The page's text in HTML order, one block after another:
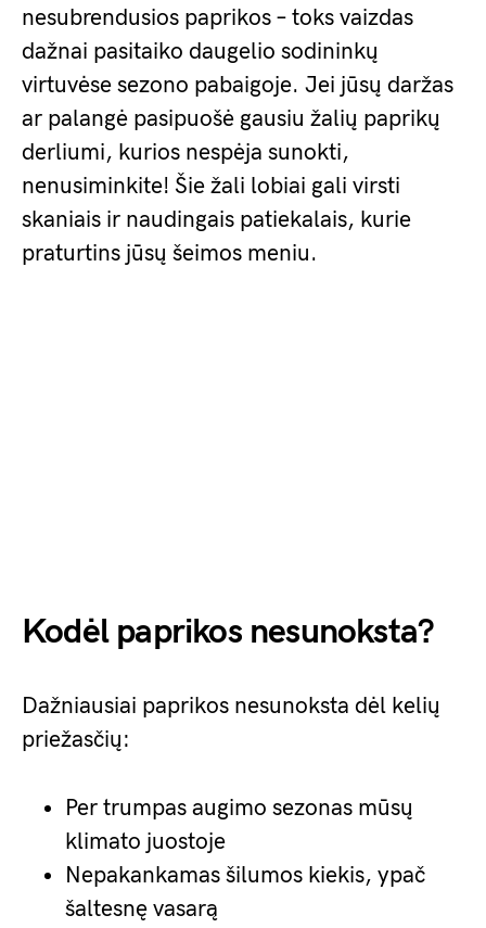
nesubrendusios paprikos – toks vaizdas
dažnai pasitaiko daugelio sodininkų
virtuvėse sezono pabaigoje. Jei jūsų daržas
ar palangė pasipuošė gausiu žalių paprikų
derliumi, kurios nespėja sunokti,
nenusiminkite! Šie žali lobiai gali virsti
skaniais ir naudingais patiekalais, kurie
praturtins jūsų šeimos meniu.
Kodėl paprikos nesunoksta?
Dažniausiai paprikos nesunoksta dėl kelių
priežasčių:
Per trumpas augimo sezonas mūsų
klimato juostoje
Nepakankamas šilumos kiekis, ypač
šaltesnę vasarą